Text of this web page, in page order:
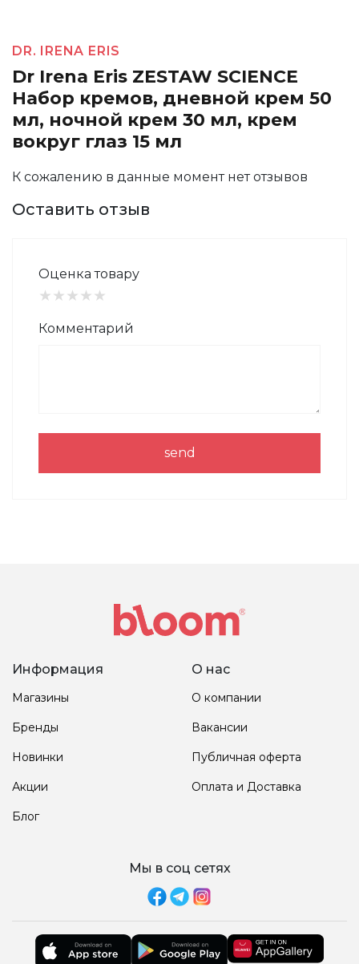
DR. IRENA ERIS
Dr Irena Eris ZESTAW SCIENCE
Набор кремов, дневной крем 50
мл, ночной крем 30 мл, крем
вокруг глаз 15 мл
К сожалению в данные момент нет отзывов
Оставить отзыв
Оценка товару
★ ★ ★ ★ ★
Комментарий
send
Информация
Магазины
Бренды
Новинки
Акции
Блог
О нас
О компании
Вакансии
Публичная оферта
Оплата и Доставка
Мы в соц сетях